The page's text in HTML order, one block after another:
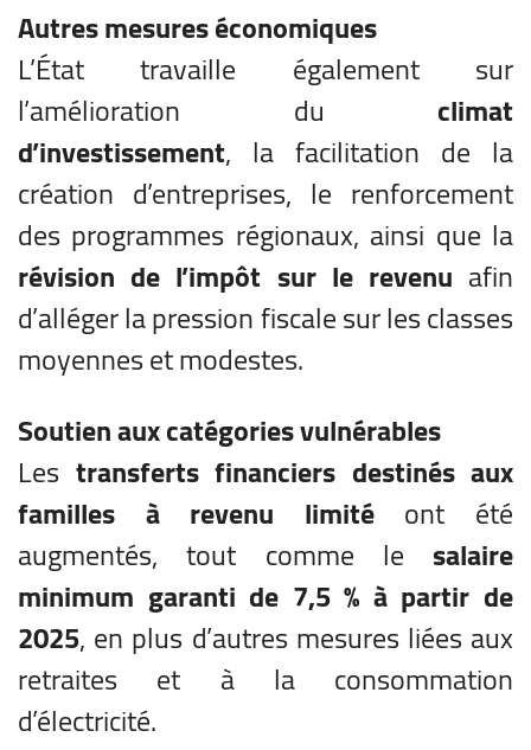
Autres mesures économiques
L’État travaille également sur
l’amélioration du climat
d’investissement, la facilitation de la
création d’entreprises, le renforcement
des programmes régionaux, ainsi que la
révision de l’impôt sur le revenu afin
d’alléger la pression fiscale sur les classes
moyennes et modestes.
Soutien aux catégories vulnérables
Les transferts financiers destinés aux
familles à revenu limitéont été
augmentés, tout comme le salaire
minimum garanti de 7,5 % à partir de
2025, en plus d’autres mesures liées aux
retraites et à la consommation
d’électricité.